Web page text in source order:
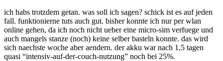
ich habs trotzdem getan. was soll ich sagen? schick ist es auf jeden
fall. funktionierne tuts auch gut. bisher konnte ich nur per wlan
online gehen, da ich noch nicht ueber eine micro-sim verfuege und
auch mangels stanze (noch) keine selber basteln konnte. das wird
sich naechste woche aber aendern. der akku war nach 1,5 tagen
quasi “intensiv-auf-der-couch-nutzung” noch bei 25%.